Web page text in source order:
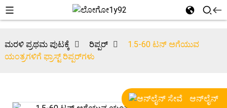
ಆನ್‌ಲೈನ್
ಮರಳಿ ಪ್ರಥಮ ಪುಟಕ್ಕೆ ರಿಪ್ಪರ್
1.5-60 ಟನ್ ಅಗೆಯುವ
ಯಂತ್ರಗಳಿಗೆ ಫ್ರಾಸ್ಟ್ ರಿಪ್ಪರ್‌ಗಳು